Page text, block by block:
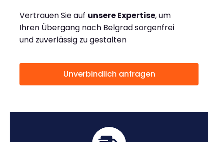
Vertrauen Sie auf unsere Expertise, um
Ihren Übergang nach Belgrad sorgenfrei
und zuverlässig zu gestalten
Unverbindlich anfragen